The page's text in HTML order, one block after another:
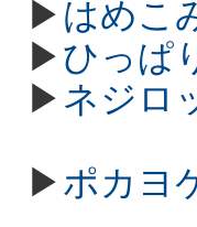
▶ はめこ
▶ひっぱ
▶ ネジロ
▶ポカヨ